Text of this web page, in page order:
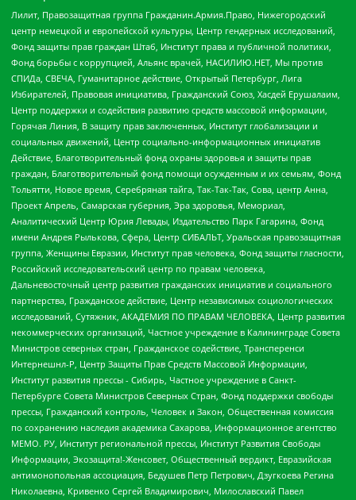
Лилит, Правозащитная группа Гражданин.Армия.Право, Нижегородский
центр немецкой и европейской культуры, Центр гендерных исследований,
Фонд защиты прав граждан Штаб, Институт права и публичной политики,
Фонд борьбы с коррупцией, Альянс врачей, НАСИЛИЮ.НЕТ, Мы против
СПИДа, СВЕЧА, Гуманитарное действие, Открытый Петербург, Лига
Избирателей, Правовая инициатива, Гражданский Союз, Хасдей Ерушалаим,
Центр поддержки и содействия развитию средств массовой информации,
Горячая Линия, В защиту прав заключенных, Институт глобализации и
социальных движений, Центр социально-информационных инициатив
Действие, Благотворительный фонд охраны здоровья и защиты прав
граждан, Благотворительный фонд помощи осужденным и их семьям, Фонд
Тольятти, Новое время, Серебряная тайга, Так-Так-Так, Сова, центр Анна,
Проект Апрель, Самарская губерния, Эра здоровья, Мемориал,
Аналитический Центр Юрия Левады, Издательство Парк Гагарина, Фонд
имени Андрея Рылькова, Сфера, Центр СИБАЛЬТ, Уральская правозащитная
группа, Женщины Евразии, Институт прав человека, Фонд защиты гласности,
Российский исследовательский центр по правам человека,
Дальневосточный центр развития гражданских инициатив и социального
партнерства, Гражданское действие, Центр независимых социологических
исследований, Сутяжник, АКАДЕМИЯ ПО ПРАВАМ ЧЕЛОВЕКА, Центр развития
некоммерческих организаций, Частное учреждение в Калининграде Совета
Министров северных стран, Гражданское содействие, Трансперенси
Интернешнл-Р, Центр Защиты Прав Средств Массовой Информации,
Институт развития прессы - Сибирь, Частное учреждение в Санкт-
Петербурге Совета Министров Северных Стран, Фонд поддержки свободы
прессы, Гражданский контроль, Человек и Закон, Общественная комиссия
по сохранению наследия академика Сахарова, Информационное агентство
МЕМО. РУ, Институт региональной прессы, Институт Развития Свободы
Информации, Экозащита!-Женсовет, Общественный вердикт, Евразийская
антимонопольная ассоциация, Бедушев Петр Петрович, Дзугкоева Регина
Николаевна, Кривенко Сергей Владимирович, Милославский Павел